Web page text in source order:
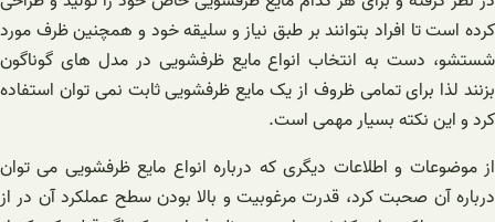
کرده است تا افراد بتوانند بر طبق نیاز و سلیقه خود و همچنین ظرف مورد
شستشو، دست به انتخاب انواع مایع ظرفشویی در مدل‌ های گوناگون
بزنند لذا برای تمامی ظروف از یک مایع ظرفشویی ثابت نمی توان استفاده
کرد و این نکته بسیار مهمی است.
از موضوعات و اطلاعات دیگری که درباره انواع مایع ظرفشویی می توان
درباره آن صحبت کرد، قدرت مرغوبیت و بالا بودن سطح عملکرد آن در از